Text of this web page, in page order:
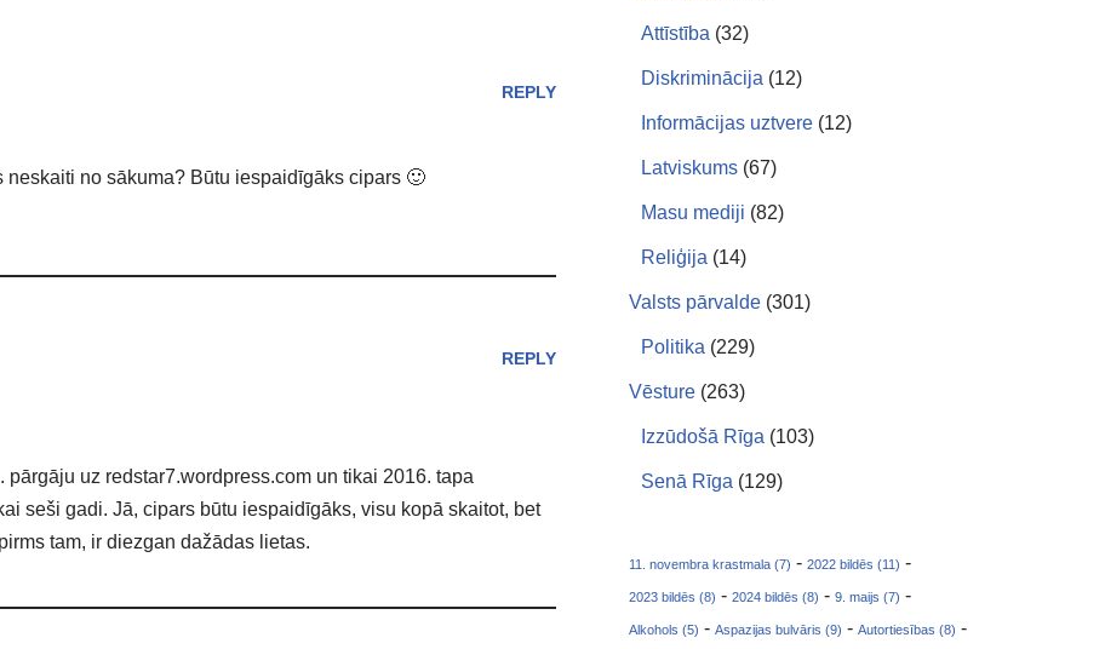
REPLY
neskaiti no sākuma? Būtu iespaidīgāks cipars 🙂
REPLY
uz redstar7.wordpress.com un tikai 2016. tapa
seši gadi. Jā, cipars būtu iespaidīgāks, visu kopā skaitot, bet
tam, ir diezgan dažādas lietas.
Attīstība (32)
Diskriminācija (12)
Informācijas uztvere (12)
Latviskums (67)
Masu mediji (82)
Reliģija (14)
Valsts pārvalde (301)
Politika (229)
Vēsture (263)
Izzūdošā Rīga (103)
Senā Rīga (129)
11. novembra krastmala (7) - 2022 bildēs (11) -
2023 bildēs (8) - 2024 bildēs (8) - 9. maijs (7) -
Alkohols (5) - Aspazijas bulvāris (9) - Autortiesības (8) -